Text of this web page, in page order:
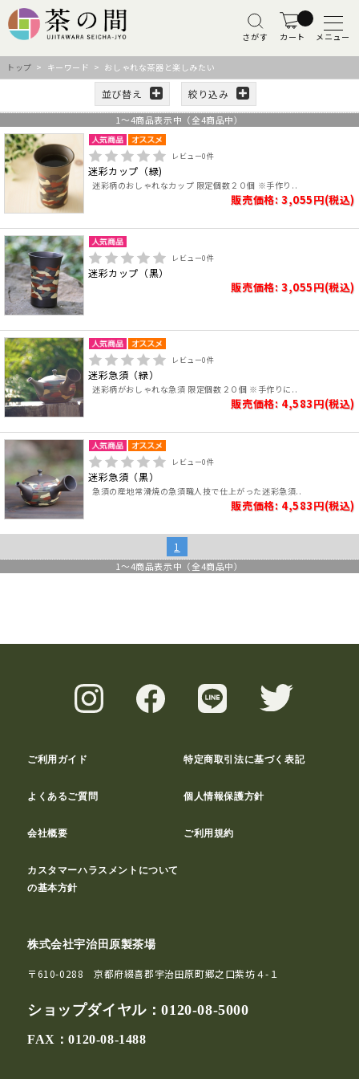
さがす カート メニュー
トップ > キーワード > おしゃれな茶器と楽しみたい
並び替え 絞り込み
1 ～4商品表示中（全4商品中）
レビュー0件
迷彩カップ（緑)
迷彩柄のおしゃれなカップ 限定個数２０個 ※手作り..
販売価格: 3,055円(税込)
レビュー0件
迷彩カップ（黒）
販売価格: 3,055円(税込)
レビュー0件
迷彩急須（緑）
迷彩柄がおしゃれな急須 限定個数２０個 ※手作りに..
販売価格: 4,583円(税込)
レビュー0件
迷彩急須（黒）
急須の産地常滑焼の急須職人技で仕上がった迷彩急須..
販売価格: 4,583円(税込)
1
1 ～4商品表示中（全4商品中）
ご利用ガイド 特定商取引法に基づく表記
よくあるご質問 個人情報保護方針
会社概要 ご利用規約
カスタマーハラスメントについて
の基本方針
株式会社宇治田原製茶場
〒610-0288 京都府綴喜郡宇治田原町郷之口紫坊４-１
ショップダイヤル：0120-08-5000
FAX：0120-08-1488